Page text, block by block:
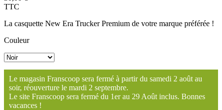
TTC
La casquette New Era Trucker Premium de votre marque préférée !
Couleur
Le magasin Franscoop sera fermé à partir du samedi 2 août au
soir, réouverture le mardi 2 septembre.
Le site Franscoop sera fermé du 1er au 29 Août inclus. Bonnes
vacances !